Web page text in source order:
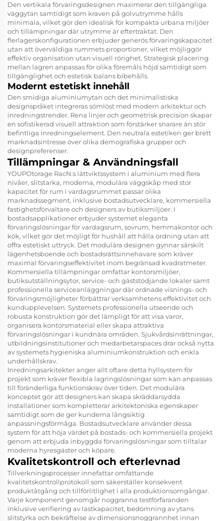
Den vertikala förvaringsdesignen maximerar den tillgängliga
väggytan samtidigt som kraven på golvutrymme hålls
minimala, vilket gör den idealisk för kompakta urbana miljöer
och tillämpningar där utrymme är eftertraktat. Den
flerlagerskonfigurationen erbjuder generös förvaringskapacitet
utan att överväldiga rummets proportioner, vilket möjliggör
effektiv organisation utan visuell rörighet. Strategisk placering
mellan lagren anpassas för olika föremåls höjd samtidigt som
tillgänglighet och estetisk balans bibehålls.
Modernt estetiskt innehåll
Den smidiga aluminiumytan och det minimalistiska
designspråket integreras sömlöst med modern arkitektur och
inredningstrender. Rena linjer och geometrisk precision skapar
en sofistikerad visuell attraktion som förstärker snarare än stör
befintliga inredningselement. Den neutrala estetiken ger brett
marknadsintresse över olika demografiska grupper och
designpreferenser.
Tillämpningar & Användningsfall
YOUPOtorage RacN:s lättviktssystem i aluminium med flera
nivåer, slitstarka, moderna, modulära väggskåp med stor
kapacitet för rum i vardagsrummet passar olika
marknadssegment, inklusive bostadsutvecklare, kommersiella
fastighetsförvaltare och designers av butiksmiljöer. I
bostadsapplikationer erbjuder systemet eleganta
förvaringslösningar för vardagsrum, sovrum, hemmakontor och
kök, vilket gör det möjligt för hushåll att hålla ordning utan att
offra estetiskt uttryck. Det modulära designen gynnar särskilt
lägenhetsboende och bostadsrättsinnehavare som kräver
maximal förvaringseffektivitet inom begränsad kvadratmeter.
Kommersiella tillämpningar omfattar kontorsmiljöer,
butiksutställningsytor, service- och gäststödjande lokaler samt
professionella serviceanläggningar där ordnade visnings- och
förvaringsmöjligheter förbättrar verksamhetens effektivitet och
kundupplevelsen. Systemets professionella utseende och
robusta konstruktion gör det lämpligt för att visa varor,
organisera kontorsmaterial eller skapa attraktiva
förvaringslösningar i kundnära områden. Sjukvårdsinrättningar,
utbildningsinstitutioner och medarbetarspaces drar också nytta
av systemets hygieniska aluminiumkonstruktion och enkla
underhållskrav.
Inredningsarkitekter anger allt oftare detta hyllsystem för
projekt som kräver flexibla lagringslösningar som kan anpassas
till föränderliga funktionskrav över tiden. Det modulära
konceptet gör att designers kan skapa skräddarsydda
installationer som kompletterar arkitektoniska egenskaper
samtidigt som de ger kunderna långsiktig
anpassningsförmåga. Bostadsutvecklare använder dessa
system för att höja värdet på bostads- och kommersiella projekt
genom att erbjuda inbyggda förvaringslösningar som tilltalar
moderna hyresgäster och köpare.
Kvalitetskontroll och efterlevnad
Tillverkningsprocesser innefattar omfattande
kvalitetskontrollprotokoll som säkerställer konsekvent
produktåtgång och tillförlitlighet i alla produktionsomgångar.
Varje komponent genomgår noggranna testförfaranden
inklusive verifiering av lastkapacitet, bedömning av ytans
slitstyrka och bekräftelse av dimensionsnoggrannhet innan